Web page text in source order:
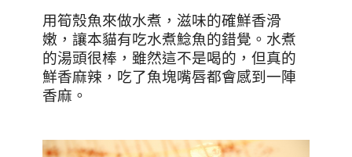
用筍殼魚來做水煮，滋味的確鮮香滑
嫩，讓本貓有吃水煮鯰魚的錯覺。水煮
的湯頭很棒，雖然這不是喝的，但真的
鮮香麻辣，吃了魚塊嘴唇都會感到一陣
香麻。